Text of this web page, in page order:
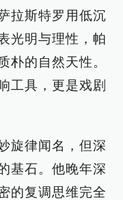
拉斯特罗用低沉
光明与理性，帕
朴的自然天性。
工具，更是戏剧
旋律闻名，但深
基石。他晚年深
的复调思维完全